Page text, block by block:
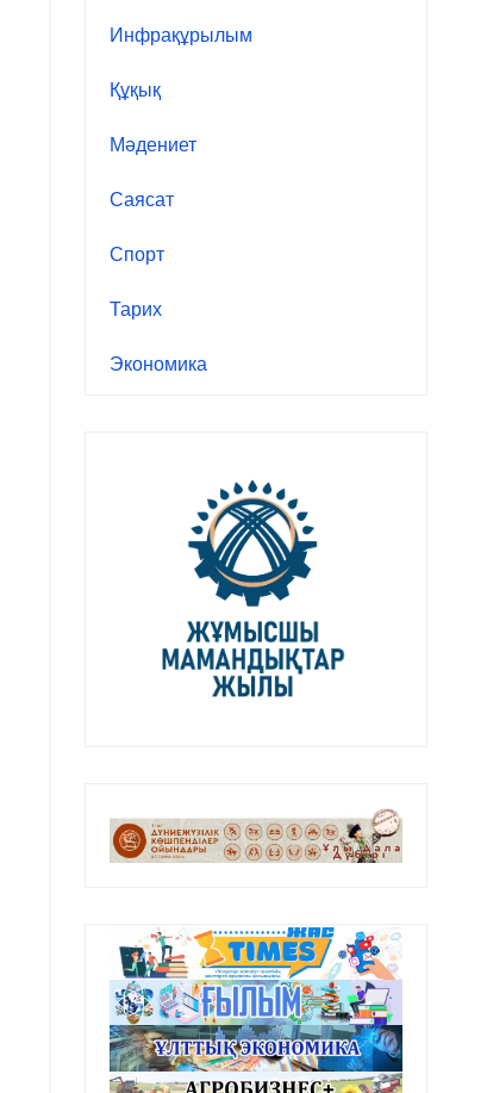
Инфрақұрылым
Құқық
Мәдениет
Саясат
Спорт
Тарих
Экономика